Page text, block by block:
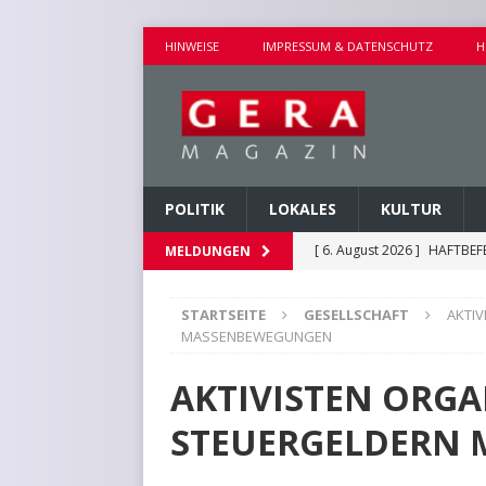
HINWEISE IMPRESSUM & DATENSCHUTZ
POLITIK LOKALES KULTUR
MELDUNGEN [ 6. August 2026 ]
[ 6. August 2026 ]
POLIZEIBERICHTE
[ 6. August 2026 ]
STARTSEITE GESELLSCHAFT
MASSENBEWEGUNGEN
AKTIVISTEN
STEUERGELDERN